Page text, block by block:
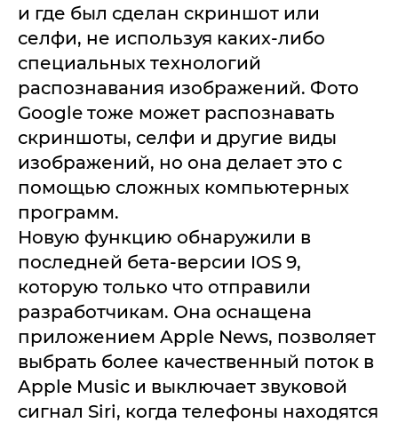
и где был сделан скриншот или
селфи, не используя каких-либо
специальных технологий
распознавания изображений. Фото
Google тоже может распознавать
скриншоты, селфи и другие виды
изображений, но она делает это с
помощью сложных компьютерных
программ.
Новую функцию обнаружили в
последней бета-версии IOS 9,
которую только что отправили
разработчикам. Она оснащена
приложением Apple News, позволяет
выбрать более качественный поток в
Apple Music и выключает звуковой
сигнал Siri, когда телефоны находятся